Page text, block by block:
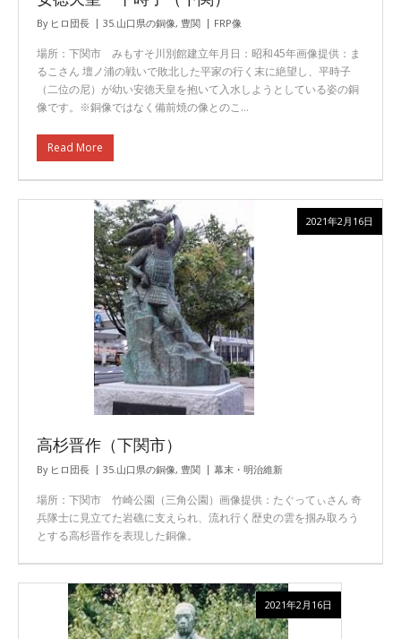
By ヒロ団長 35.山口県の銅像, 豊関 FRP像
場所：下関市 みもすそ川別館建立年月日：昭和45年画像提供：ま
るこさん 壇ノ浦の戦いで敗北した平家の行く末に絶望し、平時子
（二位の尼）が幼い安徳天皇を抱いて入水しようとしている姿の銅
像です。※銅像ではなく備前焼の像とのこ…
Read More
高杉晋作（下関市）
By ヒロ団長 35.山口県の銅像, 豊関 幕末・明治維新
場所：下関市 竹崎公園（三角公園）画像提供：たぐってぃさん 奇
兵隊士に見立てた岩礁に支えられ、流れ行く歴史の雲を掴み取ろう
とする高杉晋作を表現した銅像。
2021年2月16日
2021年2月16日